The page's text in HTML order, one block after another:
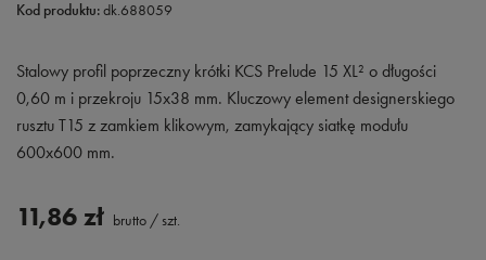
Kod produktu:dk.688059
Stalowy profil poprzeczny krótki KCS Prelude 15 XL² o długości
0,60 m i przekroju 15x38 mm. Kluczowy element designerskiego
rusztu T15 z zamkiem klikowym, zamykający siatkę modułu
600x600 mm.
11,86 zł brutto / szt.